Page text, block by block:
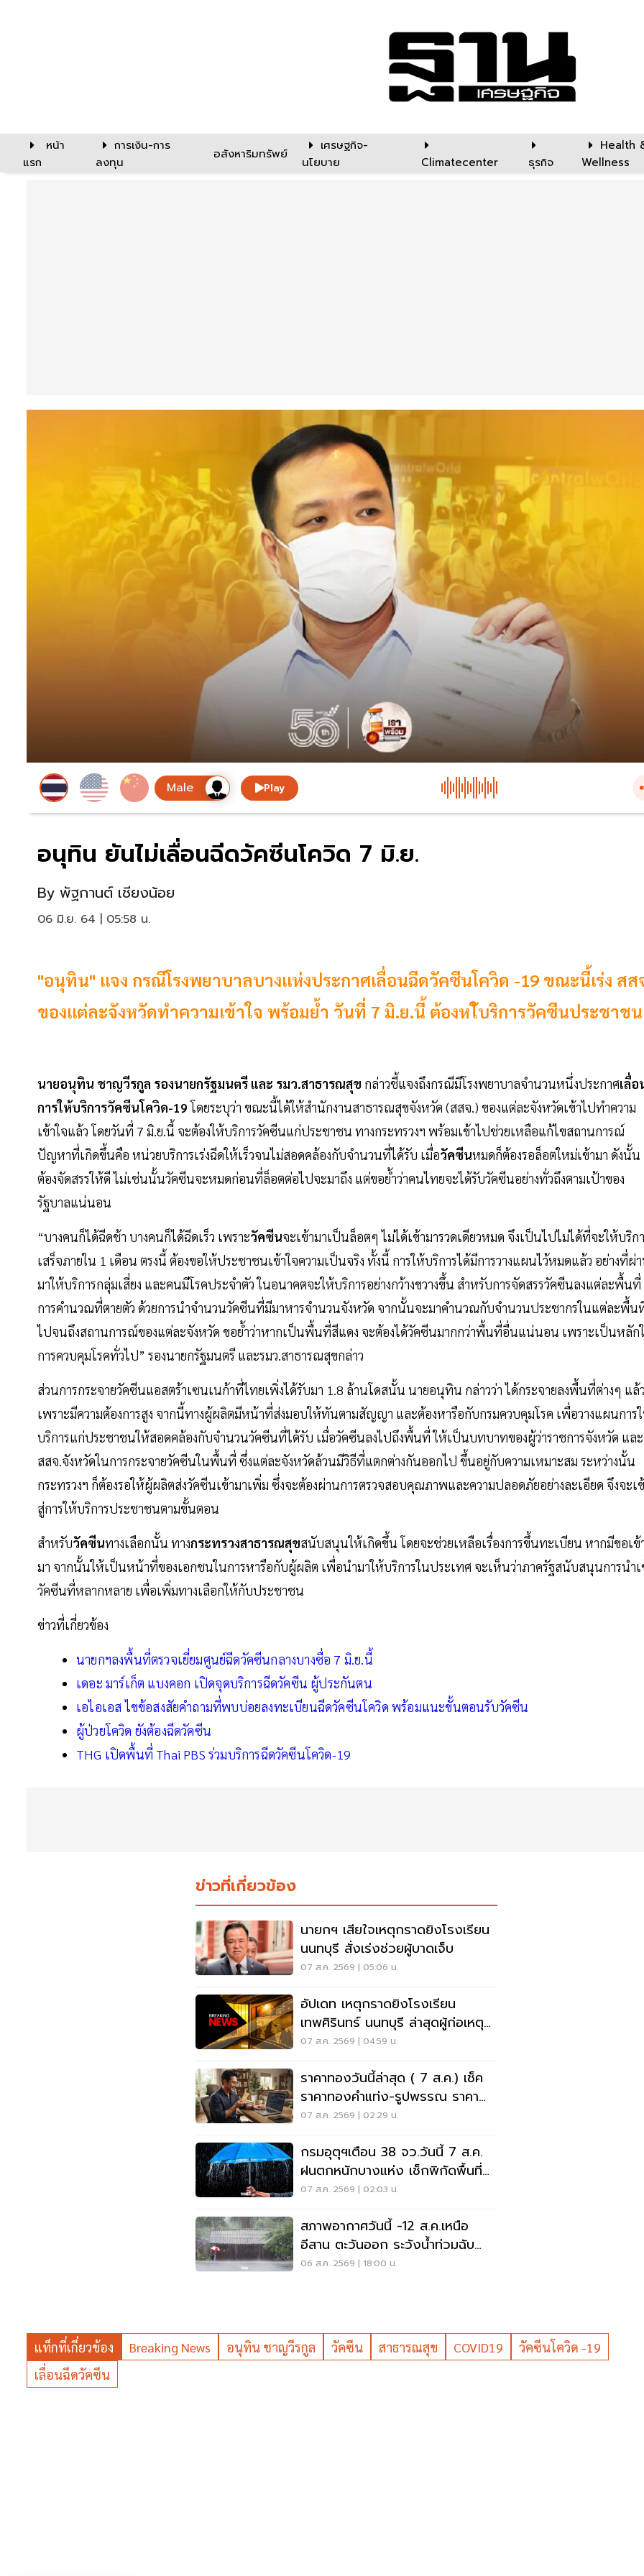
หน้า
แรก
การเงิน-การ
ลงทุน
อสังหาริมทรัพย์
เศรษฐกิจ-
นโยบาย
Climatecenter ธุรกิจ
Health
Wellness
Play
อนุทิน ยันไม่เลื่อนฉีดวัคซีนโควิด 7 มิ.ย.
By พัฐกานต์ เชียงน้อย
06 มิ.ย. 64 | 05:58 น.
"อนุทิน" แจง กรณีโรงพยาบาลบางแห่งประกาศเลื่อนฉีดวัคซีนโควิด -19 ขณะนี้เร่ง สส
ของแต่ละจังหวัดทำความเข้าใจ พร้อมย้ำ วันที่ 7 มิ.ย.นี้ ต้องหใ้บริการวัคซีนประชาชน
นายอนุทิน ชาญวีรกูล รองนายกรัฐมนตรี และ รมว.สาธารณสุข กล่าวชี้แจงถึงกรณีมีโรงพยาบาลจำนวนหนึ่งประกาศเลื่อ
การให้บริการวัคซีนโควิด-19โดยระบุว่า ขณะนี้ได้ให้สำนักงานสาธารณสุขจังหวัด (สสจ.) ของแต่ละจังหวัดเข้าไปทำความ
เข้าใจแล้ว โดยวันที่ 7 มิ.ย.นี้ จะต้องให้บริการวัคซีนแก่ประชาชน ทางกระทรวงฯ พร้อมเข้าไปช่วยเหลือแก้ไขสถานการณ์
ปัญหาที่เกิดขึ้นคือ หน่วยบริการเร่งฉีดให้เร็วจนไม่สอดคล้องกับจำนวนที่ได้รับ เมื่อวัคซีนหมดก็ต้องรอล็อตใหม่เข้ามา ดังนั้น
ต้องจัดสรรให้ดี ไม่เช่นนั้นวัคซีนจะหมดก่อนที่ล็อตต่อไปจะมาถึง แต่ขอย้ำว่าคนไทยจะได้รับวัคซีนอย่างทั่วถึงตามเป้าของ
รัฐบาลแน่นอน
“บางคนก็ได้ฉีดช้า บางคนก็ได้ฉีดเร็ว เพราะวัคซีนจะเข้ามาเป็นล็อตๆ ไม่ได้เข้ามารวดเดียวหมด จึงเป็นไปไม่ได้ที่จะให้บริก
เสร็จภายใน 1 เดือน ตรงนี้ ต้องขอให้ประชาชนเข้าใจความเป็นจริง ทั้งนี้ การให้บริการได้มีการวางแผนไว้หมดแล้ว อย่างที่ผ่
มาให้บริการกลุ่มเสี่ยง และคนมีโรคประจำตัว ในอนาคตจะให้บริการอย่างกว้างขวางขึ้น สำหรับการจัดสรรวัคซีนลงแต่ละพื้นที่
การคำนวณที่ตายตัว ด้วยการนำจำนวนวัคซีนที่มีมาหารจำนวนจังหวัด จากนั้นจะมาคำนวณกับจำนวนประชากรในแต่ละพื้น
ไปจนถึงสถานการณ์ของแต่ละจังหวัด ขอย้ำว่าหากเป็นพื้นที่สีแดง จะต้องได้วัคซีนมากกว่าพื้นที่อื่นแน่นอน เพราะเป็นหลัก
การควบคุมโรคทั่วไป” รองนายกรัฐมนตรี และรมว.สาธารณสุขกล่าว
ส่วนการกระจายวัคซีนแอสตร้าเซนเนก้าที่ไทยเพิ่งได้รับมา 1.8 ล้านโดสนั้น นายอนุทิน กล่าวว่า ได้กระจายลงพื้นที่ต่างๆ แล้ว
เพราะมีความต้องการสูง จากนี้ทางผู้ผลิตมีหน้าที่ส่งมอบให้ทันตามสัญญา และต้องหารือกับกรมควบคุมโรค เพื่อวางแผนการ
บริการแก่ประชาชนให้สอดคล้องกับจำนวนวัคซีนที่ได้รับ เมื่อวัคซีนลงไปถึงพื้นที่ ให้เป็นบทบาทของผู้ว่าราชการจังหวัด และ
สสจ.จังหวัดในการกระจายวัคซีนในพื้นที่ ซึ่งแต่ละจังหวัดล้วนมีวิธีที่แตกต่างกันออกไป ขึ้นอยู่กับความเหมาะสม ระหว่างนั้น
กระทรวงฯ ก็ต้องรอให้ผู้ผลิตส่งวัคซีนเข้ามาเพิ่ม ซึ่งจะต้องผ่านการตรวจสอบคุณภาพและความปลอดภัยอย่างละเอียด จึงจะเ
สู่การให้บริการประชาชนตามขั้นตอน
สำหรับวัคซีนทางเลือกนั้น ทางกระทรวงสาธารณสุขสนับสนุนให้เกิดขึ้น โดยจะช่วยเหลือเรื่องการขึ้นทะเบียน หากมีขอเข้
มา จากนั้นให้เป็นหน้าที่ของเอกชนในการหารือกับผู้ผลิต เพื่อนำมาให้บริการในประเทศ จะเห็นว่าภาครัฐสนับสนุนการนำเ
วัคซีนที่หลากหลาย เพื่อเพิ่มทางเลือกให้กับประชาชน
ข่าวที่เกี่ยวข้อง
นายกฯลงพื้นที่ตรวจเยี่ยมศูนย์ฉีดวัคซีนกลางบางซื่อ 7 มิ.ย.นี้
เดอะ มาร์เก็ต แบงคอก เปิดจุดบริการฉีดวัคซีน ผู้ประกันตน
เอไอเอส ไขข้อสงสัยคำถามที่พบบ่อยลงทะเบียนฉีดวัคซีนโควิด พร้อมแนะขั้นตอนรับวัคซีน
ผู้ป่วยโควิด ยังต้องฉีดวัคซีน
THG เปิดพื้นที่ Thai PBS ร่วมบริการฉีดวัคซีนโควิด-19
ข่าวที่เกี่ยวข้อง
นายกฯ เสียใจเหตุกราดยิงโรงเรียน
นนทบุรี สั่งเร่งช่วยผู้บาดเจ็บ
07 ส.ค. 2569 | 05:06 น.
อัปเดท เหตุกราดยิงโรงเรียน
เทพศิรินทร์ นนทบุรี ล่าสุดผู้ก่อเหตุ
เสียชีวิตแล้ว
07 ส.ค. 2569 | 04:59 น.
ราคาทองวันนี้ล่าสุด ( 7 ส.ค.) เช็ค
ราคาทองคำแท่ง-รูปพรรณ ราคา
ขาย - รับซื้อ กี่บาท
07 ส.ค. 2569 | 02:29 น.
กรมอุตุฯเตือน 38 จว.วันนี้ 7 ส.ค.
ฝนตกหนักบางแห่ง เช็กพิกัดพื้นที่
เสี่ยงด่วน
07 ส.ค. 2569 | 02:03 น.
สภาพอากาศวันนี้ -12 ส.ค.เหนือ
อีสาน ตะวันออก ระวังน้ำท่วมฉับ
พลัน น้ำป่าไหลหลาก
06 ส.ค. 2569 | 18:00 น.
แท็กที่เกี่ยวข้อง Breaking News อนุทิน ชาญวีรกูล วัคซีน สาธารณสุข COVID19
วัคซีนโควิด -19
เลื่อนฉีดวัคซีน